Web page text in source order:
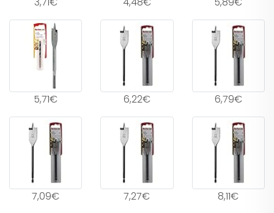
5,71€ 6,22€ 6,79€
7,09€ 7,27€ 8,11€